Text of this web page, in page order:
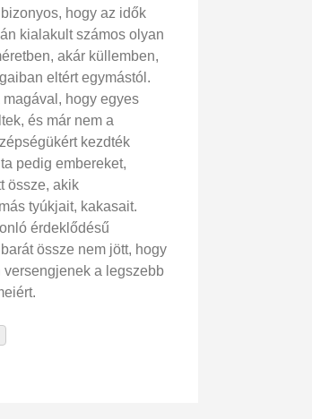
hogy az idők
kialakult számos olyan
akár küllemben,
eltért egymástól.
hogy egyes
és már nem a
kezdték
pedig embereket,
össze, akik
tyúkjait, kakasait.
érdeklődésű
össze nem jött, hogy
a legszebb